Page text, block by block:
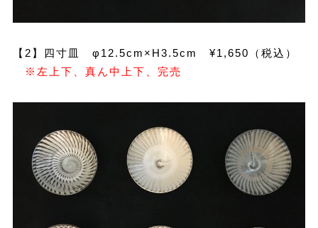
【2】四寸皿 φ12.5cm×H3.5cm ¥1,650（税込）
※左上下、真ん中上下、完売